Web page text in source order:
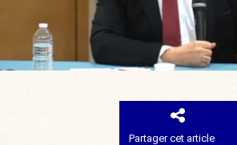
Partager cet article